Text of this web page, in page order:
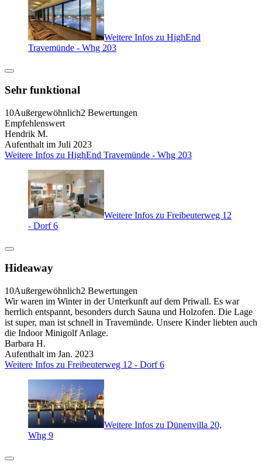
Weitere Infos zu HighEnd
Travemünde - Whg 203
Sehr funktional
10Außergewöhnlich2 Bewertungen
Empfehlenswert
Hendrik M.
Aufenthalt im Juli 2023
Weitere Infos zu HighEnd Travemünde - Whg 203
Weitere Infos zu Freibeuterweg 12
- Dorf 6
Hideaway
10Außergewöhnlich2 Bewertungen
Wir waren im Winter in der Unterkunft auf dem Priwall. Es war
herrlich entspannt, besonders durch Sauna und Holzofen. Die Lage
ist super, man ist schnell in Travemünde. Unsere Kinder liebten auch
die Indoor Minigolf Anlage.
Barbara H.
Aufenthalt im Jan. 2023
Weitere Infos zu Freibeuterweg 12 - Dorf 6
Weitere Infos zu Dünenvilla 20,
Whg 9